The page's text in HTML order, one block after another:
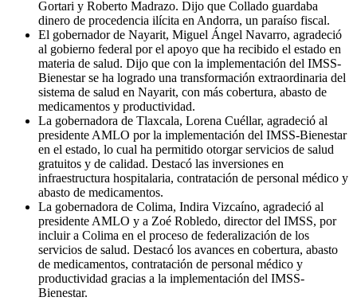
Gortari y Roberto Madrazo. Dijo que Collado guardaba
dinero de procedencia ilícita en Andorra, un paraíso fiscal.
El gobernador de Nayarit, Miguel Ángel Navarro, agradeció
al gobierno federal por el apoyo que ha recibido el estado en
materia de salud. Dijo que con la implementación del IMSS-
Bienestar se ha logrado una transformación extraordinaria del
sistema de salud en Nayarit, con más cobertura, abasto de
medicamentos y productividad.
La gobernadora de Tlaxcala, Lorena Cuéllar, agradeció al
presidente AMLO por la implementación del IMSS-Bienestar
en el estado, lo cual ha permitido otorgar servicios de salud
gratuitos y de calidad. Destacó las inversiones en
infraestructura hospitalaria, contratación de personal médico y
abasto de medicamentos.
La gobernadora de Colima, Indira Vizcaíno, agradeció al
presidente AMLO y a Zoé Robledo, director del IMSS, por
incluir a Colima en el proceso de federalización de los
servicios de salud. Destacó los avances en cobertura, abasto
de medicamentos, contratación de personal médico y
productividad gracias a la implementación del IMSS-
Bienestar.